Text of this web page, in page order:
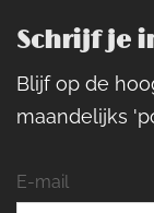
Schrijf je
Blijf op de
maandelijks
E-mail